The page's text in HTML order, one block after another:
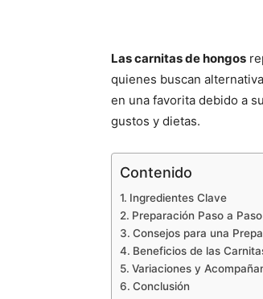
Las carnitas de hongos
quienes buscan
en una favorita debido a su
gustos y dietas.
Contenido
Ingredientes Clave
Preparación Paso a Paso
Consejos para una
Beneficios de las
Variaciones y
Conclusión